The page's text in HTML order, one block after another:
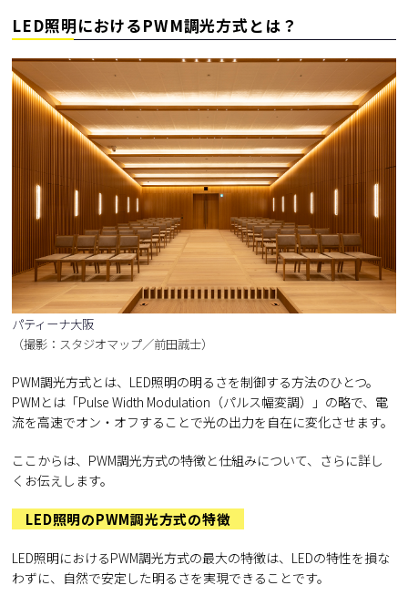
LED照明におけるPWM調光方式とは？
パティーナ大阪
（撮影：スタジオマップ／前田誠士）
PWM調光方式とは、LED照明の明るさを制御する方法のひとつ。
PWMとは「Pulse Width Modulation（パルス幅変調）」の略で、電
流を高速でオン・オフすることで光の出力を自在に変化させます。
ここからは、PWM調光方式の特徴と仕組みについて、さらに詳し
くお伝えします。
LED照明のPWM調光方式の特徴
LED照明におけるPWM調光方式の最大の特徴は、LEDの特性を損な
わずに、自然で安定した明るさを実現できることです。